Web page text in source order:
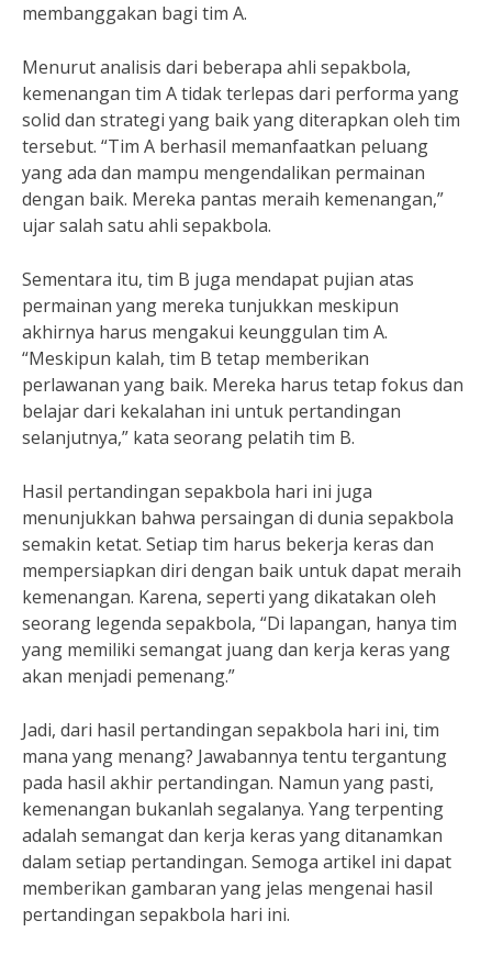
membanggakan bagi tim A.
Menurut analisis dari beberapa ahli sepakbola,
kemenangan tim A tidak terlepas dari performa yang
solid dan strategi yang baik yang diterapkan oleh tim
tersebut. “Tim A berhasil memanfaatkan peluang
yang ada dan mampu mengendalikan permainan
dengan baik. Mereka pantas meraih kemenangan,”
ujar salah satu ahli sepakbola.
Sementara itu, tim B juga mendapat pujian atas
permainan yang mereka tunjukkan meskipun
akhirnya harus mengakui keunggulan tim A.
“Meskipun kalah, tim B tetap memberikan
perlawanan yang baik. Mereka harus tetap fokus dan
belajar dari kekalahan ini untuk pertandingan
selanjutnya,” kata seorang pelatih tim B.
Hasil pertandingan sepakbola hari ini juga
menunjukkan bahwa persaingan di dunia sepakbola
semakin ketat. Setiap tim harus bekerja keras dan
mempersiapkan diri dengan baik untuk dapat meraih
kemenangan. Karena, seperti yang dikatakan oleh
seorang legenda sepakbola, “Di lapangan, hanya tim
yang memiliki semangat juang dan kerja keras yang
akan menjadi pemenang.”
Jadi, dari hasil pertandingan sepakbola hari ini, tim
mana yang menang? Jawabannya tentu tergantung
pada hasil akhir pertandingan. Namun yang pasti,
kemenangan bukanlah segalanya. Yang terpenting
adalah semangat dan kerja keras yang ditanamkan
dalam setiap pertandingan. Semoga artikel ini dapat
memberikan gambaran yang jelas mengenai hasil
pertandingan sepakbola hari ini.